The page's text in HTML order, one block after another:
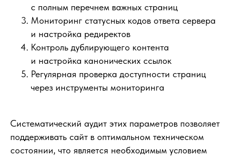
с полным перечнем важных страниц
Мониторинг статусных кодов ответа сервера
и настройка редиректов
Контроль дублирующего контента
и настройка канонических ссылок
Регулярная проверка доступности страниц
через инструменты мониторинга
Систематический аудит этих параметров позволяет
поддерживать сайт в оптимальном техническом
состоянии, что является необходимым условием